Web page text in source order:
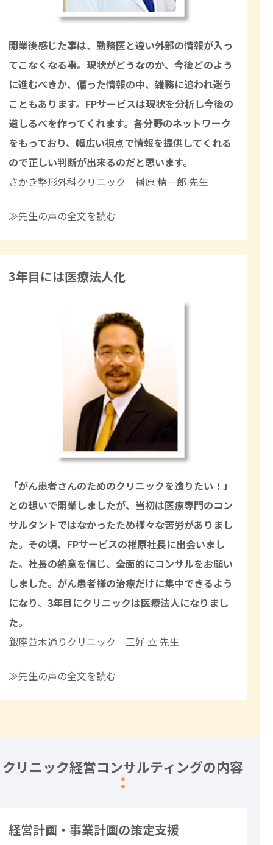
開業後感じた事は、勤務医と違い外部の情報が入っ
てこなくなる事。現状がどうなのか、今後どのよう
に進むべきか、偏った情報の中、雑務に追われ迷う
こともあります。FPサービスは現状を分析し今後の
道しるべを作ってくれます。各分野のネットワーク
をもっており、幅広い視点で情報を提供してくれる
ので正しい判断が出来るのだと思います。
さかき整形外科クリニック 榊原 精一郎 先生
≫先生の声の全文を読む
3年目には医療法人化
「がん患者さんのためのクリニックを造りたい！」
との想いで開業しましたが、当初は医療専門のコン
サルタントではなかったため様々な苦労がありまし
た。その頃、FPサービスの椎原社長に出会いまし
た。社長の熱意を信じ、全面的にコンサルをお願い
しました。がん患者様の治療だけに集中できるよう
になり、 3年目にクリニックは医療法人になりまし
た。
銀座並木通りクリニック 三好 立 先生
≫先生の声の全文を読む
クリニック経営コンサルティングの内容
経営計画・事業計画の策定支援